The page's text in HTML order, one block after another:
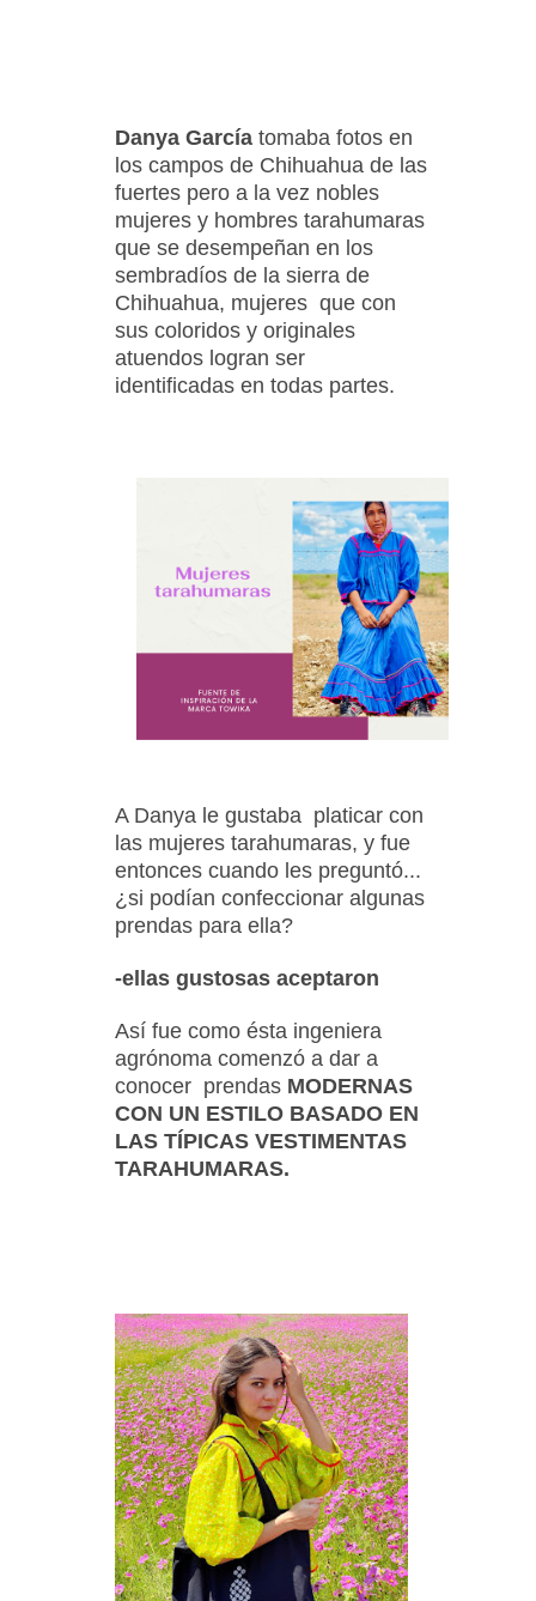
Danya García tomaba fotos en
los campos de Chihuahua de las
fuertes pero a la vez nobles
mujeres y hombres tarahumaras
que se desempeñan en los
sembradíos de la sierra de
Chihuahua, mujeres que con
sus coloridos y originales
atuendos logran ser
identificadas en todas partes.
A Danya le gustaba platicar con
las mujeres tarahumaras, y fue
entonces cuando les preguntó...
¿si podían confeccionar algunas
prendas para ella?
-ellas gustosas aceptaron
Así fue como ésta ingeniera
agrónoma comenzó a dar a
conocer prendas MODERNAS
CON UN ESTILO BASADO EN
LAS TÍPICAS VESTIMENTAS
TARAHUMARAS.